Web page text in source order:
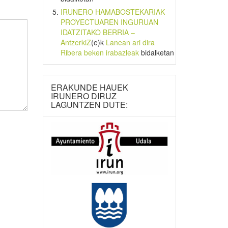
IRUNERO HAMABOSTEKARIAK
PROYECTUAREN INGURUAN
IDATZITAKO BERRIA –
AntzerkiZ(e)k Lanean ari dira
Ribera beken irabazleakbidalketan
ERAKUNDE HAUEK
IRUNERO DIRUZ
LAGUNTZEN DUTE: